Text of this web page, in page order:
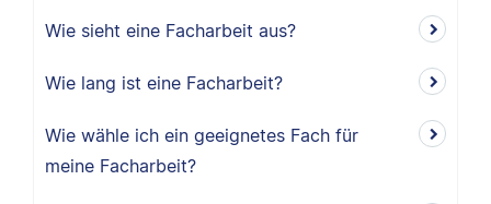
Wie sieht eine Facharbeit aus?
Wie lang ist eine Facharbeit?
Wie wähle ich ein geeignetes Fach für
meine Facharbeit?